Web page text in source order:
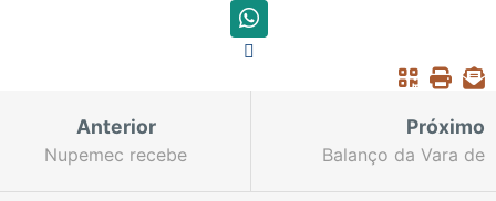
Anterior
Nupemec recebe
Próximo
Balanço da Vara de